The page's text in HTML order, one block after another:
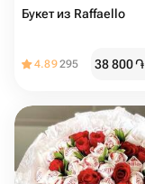
Букет из Raffaello
4.89295 38 800֏